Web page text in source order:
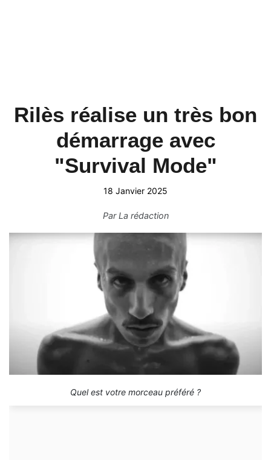
Rilès réalise un très bon
démarrage avec
"Survival Mode"
18 Janvier 2025
ParLa rédaction
Quel est votre morceau préféré ?